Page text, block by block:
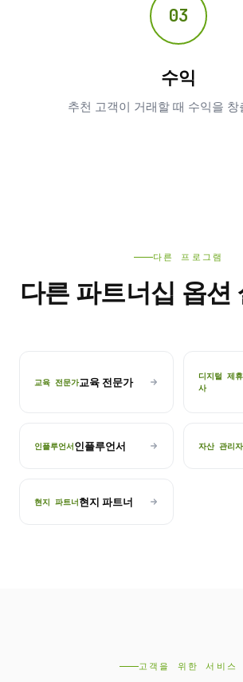
03
수익
추천 고객이 거래할 때 수익을 창
다른 프로그램
다른 파트너십 옵션
교육 전문가교육 전문가
디지털 제휴
사
인플루언서인플루언서 자산 관리자
현지 파트너현지 파트너
고객을 위한 서비스